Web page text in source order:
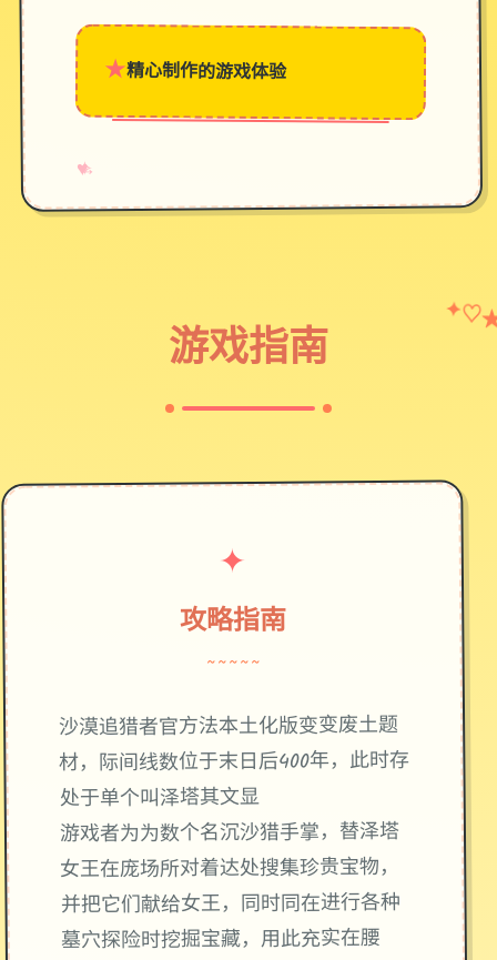
★精心制作的游戏体验
♥
✧
→
游戏指南
✦♡
✦
攻略指南
~~~~~
沙漠追猎者官方法本土化版变变废土题
材，际间线数位于末日后400年，此时存
处于单个叫泽塔其文显
游戏者为为数个名沉沙猎手掌，替泽塔
女王在庞场所对着达处搜集珍贵宝物，
并把它们献给女王，同时同在进行各种
墓穴探险时挖掘宝藏，用此充实在腰